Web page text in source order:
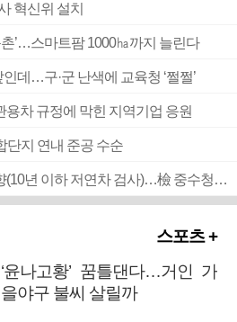
혁신위 설치
’…스마트팜 1000㏊까지 늘린다
데…구·군 난색에 교육청 ‘쩔쩔’
차 규정에 막힌 지역기업 응원
단지 연내 준공 수순
■ 검사 신분 버리고 직급하향(10년 이하 저연차 검사)…檢 중수청행 기피
스포츠 +
‘윤나고황’ 꿈틀댄다…거인 가
을야구 불씨 살릴까